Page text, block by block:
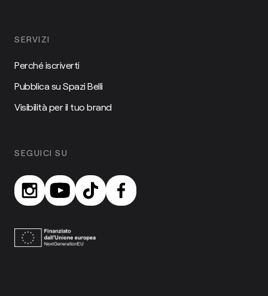
SERVIZI
Perché iscriverti
Pubblica su Spazi Belli
Visibilità per il tuo brand
SEGUICI SU